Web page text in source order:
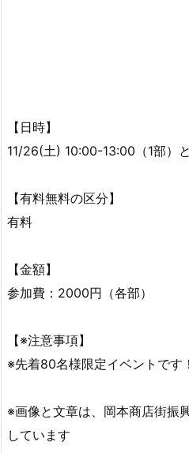
【日時】
11/26(土) 10:00-13:00（1部）
【有料無料の区分】
有料
【金額】
参加費：2000円（各部）
【※注意事項】
※先着80名様限定イベントです！
※画像と文章は、岡本商店街振
しています